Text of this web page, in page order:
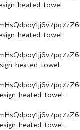
heated-towel-
heated-towel-
heated-towel-
heated-towel-
heated-towel-